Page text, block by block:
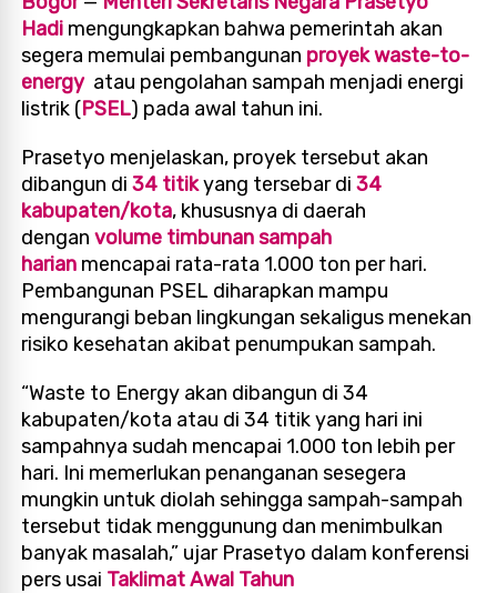
Hadi mengungkapkan bahwa pemerintah akan
segera memulai pembangunan proyek waste-to-
energy atau pengolahan sampah menjadi energi
listrik (PSEL) pada awal tahun ini.
Prasetyo menjelaskan, proyek tersebut akan
dibangun di34 titikyang tersebar di34
kabupaten/kota, khususnya di daerah
denganvolume timbunan sampah
harian mencapai rata-rata 1.000 ton per hari.
Pembangunan PSEL diharapkan mampu
mengurangi beban lingkungan sekaligus menekan
risiko kesehatan akibat penumpukan sampah.
“Waste to Energy akan dibangun di 34
kabupaten/kota atau di 34 titik yang hari ini
sampahnya sudah mencapai 1.000 ton lebih per
hari. Ini memerlukan penanganan sesegera
mungkin untuk diolah sehingga sampah-sampah
tersebut tidak menggunung dan menimbulkan
banyak masalah,” ujar Prasetyo dalam konferensi
pers usai Taklimat Awal Tahun